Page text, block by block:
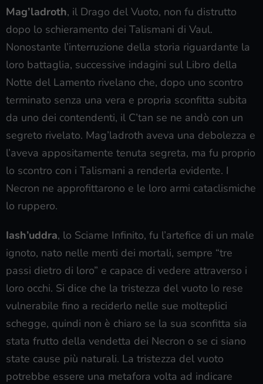
Mag’ladroth, il Drago del Vuoto, non fu distrutto
dopo lo schieramento dei Talismani di Vaul.
Nonostante l’interruzione della storia riguardante la
loro battaglia, successive indagini sul Libro della
Notte del Lamento rivelano che, dopo uno scontro
terminato senza una vera e propria sconfitta subita
da uno dei contendenti, il C’tan se ne andò con un
segreto rivelato. Mag’ladroth aveva una debolezza e
l’aveva appositamente tenuta segreta, ma fu proprio
lo scontro con i Talismani a renderla evidente. I
Necron ne approfittarono e le loro armi cataclismiche
lo ruppero.
Iash’uddra, lo Sciame Infinito, fu l’artefice di un male
ignoto, nato nelle menti dei mortali, sempre “tre
passi dietro di loro” e capace di vedere attraverso i
loro occhi. Si dice che la tristezza del vuoto lo rese
vulnerabile fino a reciderlo nelle sue molteplici
schegge, quindi non è chiaro se la sua sconfitta sia
stata frutto della vendetta dei Necron o se ci siano
state cause più naturali. La tristezza del vuoto
potrebbe essere una metafora volta ad indicare